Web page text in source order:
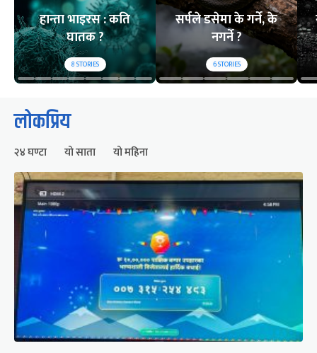
हान्ता भाइरस : कति
घातक ?
8STORIES
सर्पले डसेमा के गर्ने, के
नगर्ने ?
6STORIES
लोकप्रिय
२४ घण्टा यो साता यो महिना